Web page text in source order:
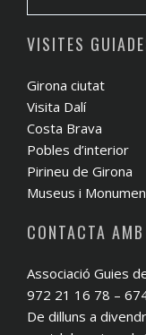
VISITES
Girona ciutat
Visita Dalí
Costa Brava
Pobles d’interior
Pirineu de Girona
Museus i
CONTACTA
Associació Guies
972 21 16 78 –
De dilluns a